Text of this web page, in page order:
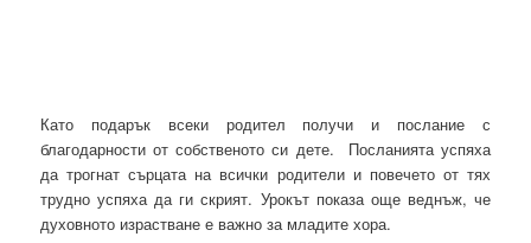
Като подарък всеки родител получи и послание с
благодарности от собственото си дете. Посланията успяха
да трогнат сърцата на всички родители и повечето от тях
трудно успяха да ги скрият. Урокът показа още веднъж, че
духовното израстване е важно за младите хора.